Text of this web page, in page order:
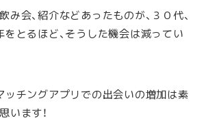
会、紹介などあったものが、３０代、
をとるほど、そうした機会は減ってい
ッチングアプリでの出会いの増加は素
います！